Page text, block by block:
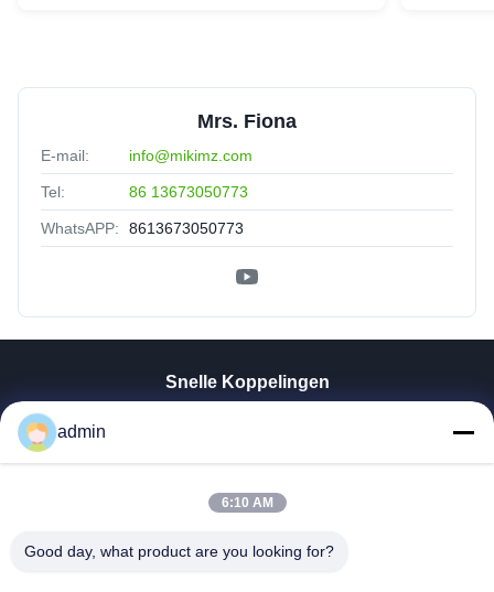
Mrs. Fiona
E-mail: info@mikimz.com
Tel: 86 13673050773
WhatsAPP: 8613673050773
Snelle Koppelingen
Over Ons
Kwaliteitscontrole
admin
6:10 AM
Good day, what product are you looking for?